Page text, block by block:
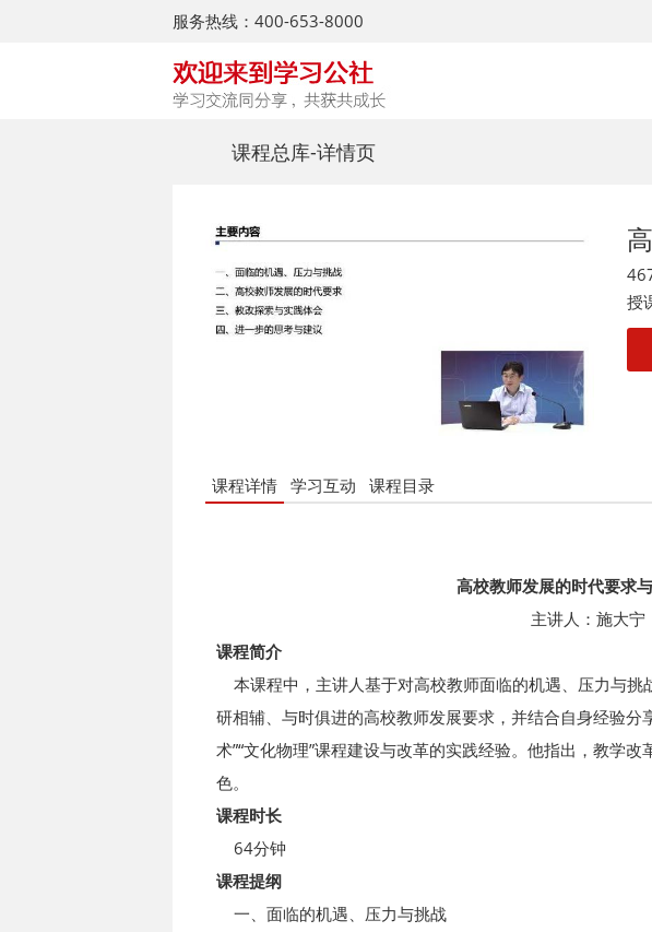
服务热线：400-653-8000
课程总库-详情页
授
课程详情 学习互动 课程目录
高校教师发展的时代要求
主讲人：施大宁
课程简介
本课程中，主讲人基于对高校教师面临的机遇、压力与挑
研相辅、与时俱进的高校教师发展要求，并结合自身经验分
术”“文化物理”课程建设与改革的实践经验。他指出，教学
色。
课程时长
64分钟
课程提纲
一、面临的机遇、压力与挑战